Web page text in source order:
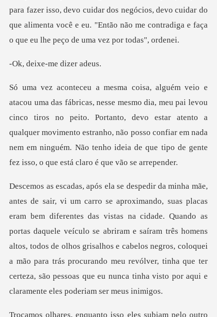
para fazer isso, devo cuidar dos negócios, devo cuidar do
que alimenta vo
xe-me di
cinco tiros no peito. Portanto, devo estar atento a
qualquer movimento estranho, não posso confiar em na
cidade. Quando as
portas daquele veículo se abriram e saíram três homens
altos, todos de olhos grisalhos e cabelos negros, coloquei
a mão para